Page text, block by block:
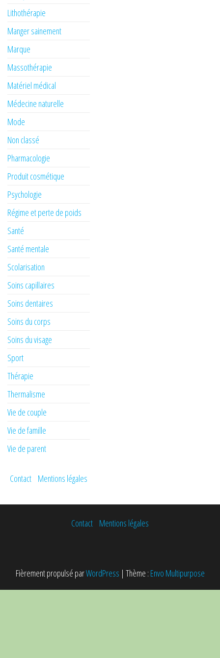
Lithothérapie
Manger sainement
Marque
Massothérapie
Matériel médical
Médecine naturelle
Mode
Non classé
Pharmacologie
Produit cosmétique
Psychologie
Régime et perte de poids
Santé
Santé mentale
Scolarisation
Soins capillaires
Soins dentaires
Soins du corps
Soins du visage
Sport
Thérapie
Thermalisme
Vie de couple
Vie de famille
Vie de parent
Contact Mentions légales
Contact Mentions légales
Fièrement propulsé parWordPress | Thème : Envo Multipurpose